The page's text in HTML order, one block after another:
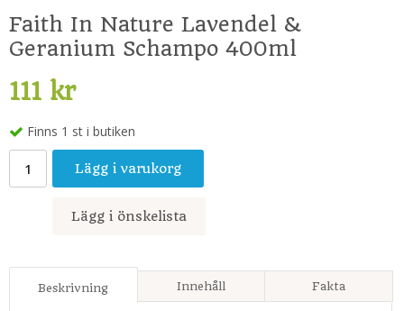
Faith In Nature Lavendel &
Geranium Schampo 400ml
111 kr
Finns 1 st i butiken
Lägg i varukorg
Lägg i önskelista
Beskrivning Innehåll Fakta